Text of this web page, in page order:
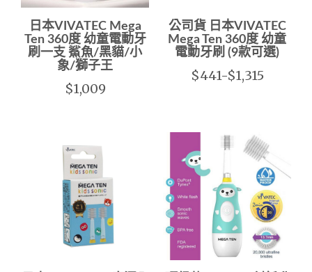
日本VIVATEC Mega
Ten 360度 幼童電動牙
刷一支 鯊魚/黑貓/小
象/獅子王
$1,009
公司貨 日本VIVATEC
Mega Ten 360度 幼童
電動牙刷 (9款可選)
$441-$1,315